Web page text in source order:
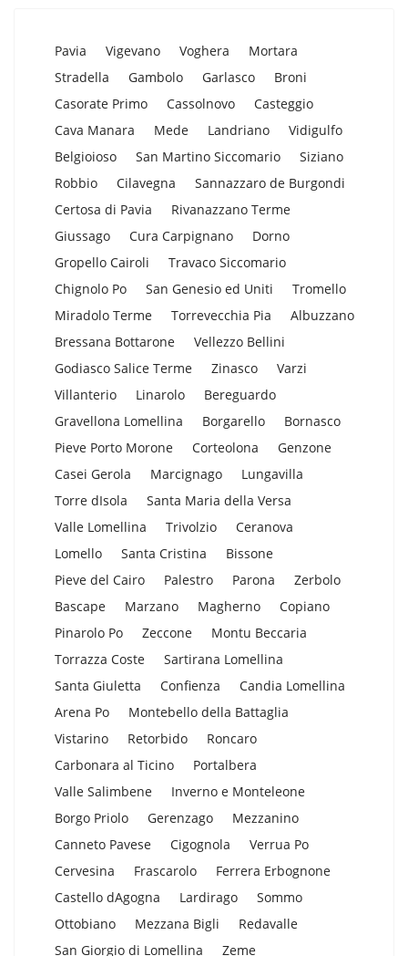
Pavia Vigevano Voghera
Mortara
Stradella
Gambolo Garlasco
Broni
Casorate Primo
Cassolnovo
Casteggio
Cava Manara
Mede Landriano
Vidigulfo
Belgioioso
San Martino Siccomario
Siziano
Robbio
Cilavegna
Sannazzaro de Burgondi
Certosa di Pavia
Rivanazzano Terme
Giussago
Cura Carpignano
Dorno
Gropello Cairoli
Travaco Siccomario
Chignolo Po
San Genesio ed Uniti
Tromello
Miradolo Terme
Torrevecchia Pia
Albuzzano
Bressana Bottarone
Vellezzo Bellini
Godiasco Salice Terme
Zinasco
Varzi
Villanterio
Linarolo
Bereguardo
Gravellona Lomellina
Borgarello
Bornasco
Pieve Porto Morone
Corteolona
Genzone
Casei Gerola
Marcignago
Lungavilla
Torre dIsola
Santa Maria della Versa
Valle Lomellina
Trivolzio
Ceranova
Lomello
Santa Cristina
Bissone
Pieve del Cairo
Palestro Parona
Zerbolo
Bascape
Marzano Magherno
Copiano
Pinarolo Po
Zeccone
Montu Beccaria
Torrazza Coste
Sartirana Lomellina
Santa Giuletta
Confienza
Candia Lomellina
Arena Po
Montebello della Battaglia
Vistarino
Retorbido
Roncaro
Carbonara al Ticino
Portalbera
Valle Salimbene
Inverno e Monteleone
Borgo Priolo
Gerenzago
Mezzanino
Canneto Pavese
Cigognola
Verrua Po
Cervesina
Frascarolo
Ferrera Erbognone
Castello dAgogna
Lardirago
Sommo
Ottobiano
Mezzana Bigli
Redavalle
San Giorgio di Lomellina
Zeme